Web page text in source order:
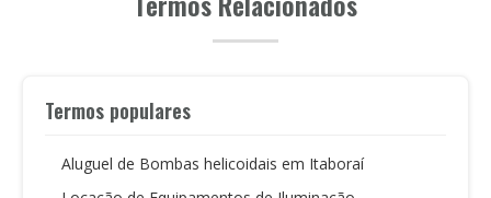
Termos populares
Aluguel de Bombas helicoidais em Itaboraí